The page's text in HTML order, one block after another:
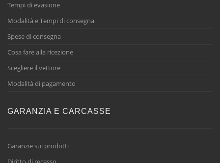
Tempi di evasione
Modalità e Tempi di consegna
Spese di consegna
Cosa fare alla ricezione
Scegliere il vettore
Modalità di pagamento
GARANZIA E CARCASSE
Garanzie sui prodotti